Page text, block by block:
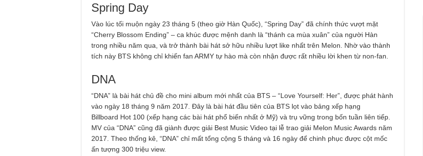
Spring Day
Vào lúc tối muộn ngày 23 tháng 5 (theo giờ Hàn Quốc), “Spring Day” đã chính thức vượt mặt
“Cherry Blossom Ending” – ca khúc được mệnh danh là “thánh ca mùa xuân” của người Hàn
trong nhiều năm qua, và trở thành bài hát sở hữu nhiều lượt like nhất trên Melon. Nhờ vào thành
tích này BTS không chỉ khiến fan ARMY tự hào mà còn nhận được rất nhiều lời khen từ non-fan.
DNA
“DNA” là bài hát chủ đề cho mini album mới nhất của BTS – “Love Yourself: Her”, được phát hành
vào ngày 18 tháng 9 năm 2017. Đây là bài hát đầu tiên của BTS lọt vào bảng xếp hạng
Billboard Hot 100 (xếp hạng các bài hát phổ biến nhất ở Mỹ) và trụ vững trong bốn tuần liên tiếp.
MV của “DNA” cũng đã giành được giải Best Music Video tại lễ trao giải Melon Music Awards năm
2017. Theo thống kê, “DNA” chỉ mất tổng cộng 5 tháng và 16 ngày để chinh phục được cột mốc
ấn tượng 300 triệu view.